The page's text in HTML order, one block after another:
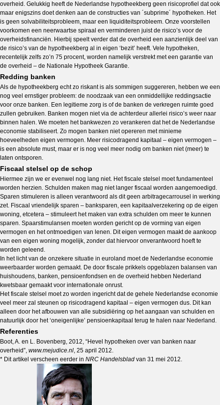
overheid. Gelukkig heeft de Nederlandse hypotheekberg geen risicoprofiel dat ook
maar enigszins doet denken aan de constructies van ´subprime´ hypotheken. Het
is geen solvabiliteitsprobleem, maar een liquiditeitsprobleem. Onze voorstellen
voorkomen een neerwaartse spiraal en verminderen juist de risico’s voor de
overheidsfinanciën. Hierbij speelt verder dat de overheid een aanzienlijk deel van
de risico’s van de hypotheekberg al in eigen ‘bezit’ heeft. Vele hypotheken,
recentelijk zelfs zo’n 75 procent, worden namelijk verstrekt met een garantie van
de overheid – de Nationale Hypotheek Garantie.
Redding banken
Als de hypotheekberg echt zo riskant is als sommigen suggereren, hebben we een
nog veel ernstiger probleem: de noodzaak van een onmiddellijke reddingsactie
voor onze banken. Een legitieme zorg is of de banken de verkregen ruimte goed
zullen gebruiken. Banken mogen niet via de achterdeur allerlei risico’s weer naar
binnen halen. We moeten het bankwezen zo verankeren dat het de Nederlandse
economie stabiliseert. Zo mogen banken niet opereren met minieme
hoeveelheden eigen vermogen. Meer risicodragend kapitaal – eigen vermogen –
is een absolute must, maar er is nog veel meer nodig om banken niet (meer) te
laten ontsporen.
Fiscaal stelsel op de schop
Hiermee zijn we er evenwel nog lang niet. Het fiscale stelsel moet fundamenteel
worden herzien. Schulden maken mag niet langer fiscaal worden aangemoedigd.
Sparen stimuleren is alleen verantwoord als dit geen arbitragecarrousel in werking
zet. Fiscaal vriendelijk sparen – banksparen, een kapitaalverzekering op de eigen
woning, etcetera – stimuleert het maken van extra schulden om meer te kunnen
sparen. Spaarstimulansen moeten worden gericht op de vorming van eigen
vermogen en het ontmoedigen van lenen. Dit eigen vermogen maakt de aankoop
van een eigen woning mogelijk, zonder dat hiervoor onverantwoord hoeft te
worden geleend.
In het licht van de onzekere situatie in euroland moet de Nederlandse economie
weerbaarder worden gemaakt. De door fiscale prikkels opgeblazen balansen van
huishoudens, banken, pensioenfondsen en de overheid hebben Nederland
kwetsbaar gemaakt voor internationale onrust.
Het fiscale stelsel moet zo worden ingericht dat de gehele Nederlandse economie
veel meer zal steunen op risicodragend kapitaal – eigen vermogen dus. Dit kan
alleen door het afbouwen van alle subsidiëring op het aangaan van schulden en
natuurlijk door het ‘oneigenlijke’ pensioenkapitaal terug te halen naar Nederland.
Referenties
Boot, A. en L. Bovenberg, 2012, “Hevel hypotheken over van banken naar
overheid”, www.mejudice.nl, 25 april 2012.
* Dit artikel verscheen eerder in NRC Handelsblad van 31 mei 2012.